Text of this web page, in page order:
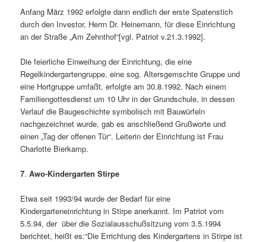
Anfang März 1992 erfolgte dann endlich der erste Spatenstich
durch den Investor, Herrn Dr. Heinemann, für diese Einrichtung
an der Straße „Am Zehnthof“[vgl. Patriot v.21.3.1992].
Die feierliche Einweihung der Einrichtung, die eine
Regelkindergartengruppe, eine sog. Altersgemschte Gruppe und
eine Hortgruppe umfaßt, erfolgte am 30.8.1992. Nach einem
Familiengottesdienst um 10 Uhr in der Grundschule, in dessen
Verlauf die Baugeschichte symbolisch mit Bauwürfeln
nachgezeichnet wurde, gab es anschließend Grußworte und
einen „Tag der offenen Tür“. Leiterin der Einrichtung ist Frau
Charlotte Bierkamp.
7.Awo-Kindergarten Stirpe
Etwa seit 1993/94 wurde der Bedarf für eine
Kindergarteneinrichtung in Stirpe anerkannt. Im Patriot vom
5.5.94, der über die Sozialausschußsitzung vom 3.5.1994
berichtet, heißt es:“Die Errichtung des Kindergartens in Stirpe ist